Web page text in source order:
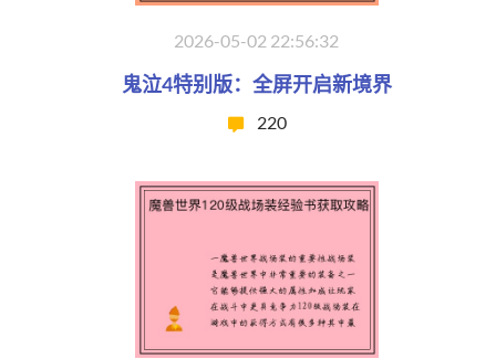
2026-05-02 22:56:32
鬼泣4特别版：全屏开启新境界
220